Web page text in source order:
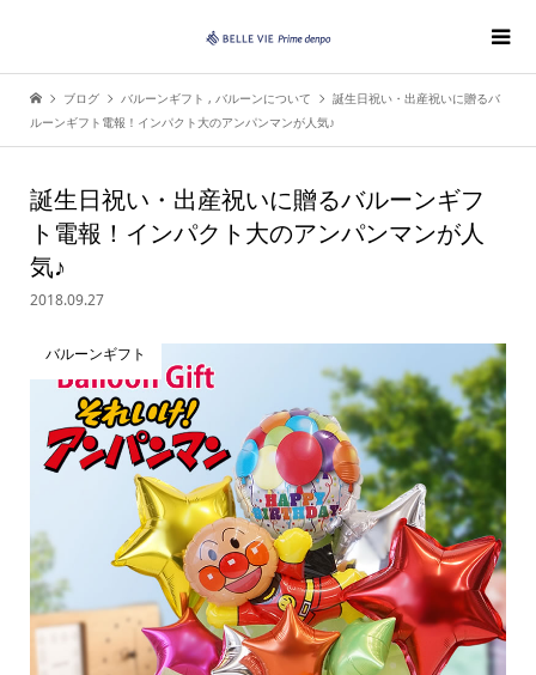
ブログ バルーンギフト , バルーンについて
誕生日祝い・出産祝いに贈るバ
ルーンギフト電報！インパクト大のアンパンマンが人気♪
誕生日祝い・出産祝いに贈るバルーンギフ
ト電報！インパクト大のアンパンマンが人
気♪
2018.09.27
バルーンギフト